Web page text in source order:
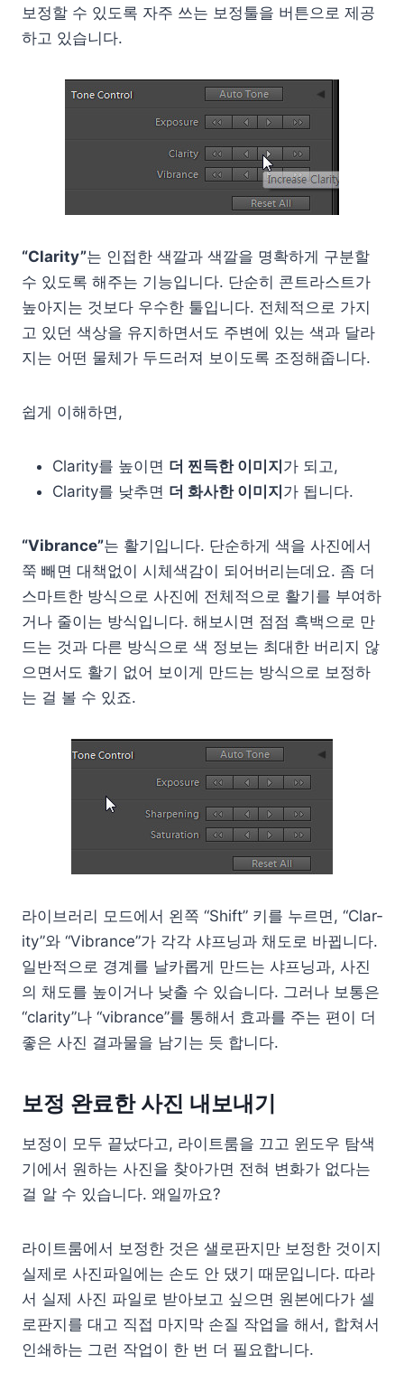
보정할 수 있도록 자주 쓰는 보정툴을 버튼으로 제공
하고 있습니다.
“Clar­ity”는 인접한 색깔과 색깔을 명확하게 구분할
수 있도록 해주는 기능입니다. 단순히 콘트라스트가
높아지는 것보다 우수한 툴입니다. 전체적으로 가지
고 있던 색상을 유지하면서도 주변에 있는 색과 달라
지는 어떤 물체가 두드러져 보이도록 조정해줍니다.
쉽게 이해하면,
Clar­ity를 높이면 더 찐득한 이미지 가 되고,
Clar­ity를 낮추면 더 화사한 이미지 가 됩니다.
“Vibrance”는 활기입니다. 단순하게 색을 사진에서
쭉 빼면 대책없이 시체색감이 되어버리는데요. 좀 더
스마트한 방식으로 사진에 전체적으로 활기를 부여하
거나 줄이는 방식입니다. 해보시면 점점 흑백으로 만
드는 것과 다른 방식으로 색 정보는 최대한 버리지 않
으면서도 활기 없어 보이게 만드는 방식으로 보정하
는 걸 볼 수 있죠.
라이브러리 모드에서 왼쪽 “Shift” 키를 누르면, “Clar­
ity”와 “Vibrance”가 각각 샤프닝과 채도로 바뀝니다.
일반적으로 경계를 날카롭게 만드는 샤프닝과, 사진
의 채도를 높이거나 낮출 수 있습니다. 그러나 보통은
“clar­ity”나 “vibrance”를 통해서 효과를 주는 편이 더
좋은 사진 결과물을 남기는 듯 합니다.
보정 완료한 사진 내보내기
보정이 모두 끝났다고, 라이트룸을 끄고 윈도우 탐색
기에서 원하는 사진을 찾아가면 전혀 변화가 없다는
걸 알 수 있습니다. 왜일까요?
라이트룸에서 보정한 것은 샐로판지만 보정한 것이지
실제로 사진파일에는 손도 안 댔기 때문입니다. 따라
서 실제 사진 파일로 받아보고 싶으면 원본에다가 셀
로판지를 대고 직접 마지막 손질 작업을 해서, 합쳐서
인쇄하는 그런 작업이 한 번 더 필요합니다.